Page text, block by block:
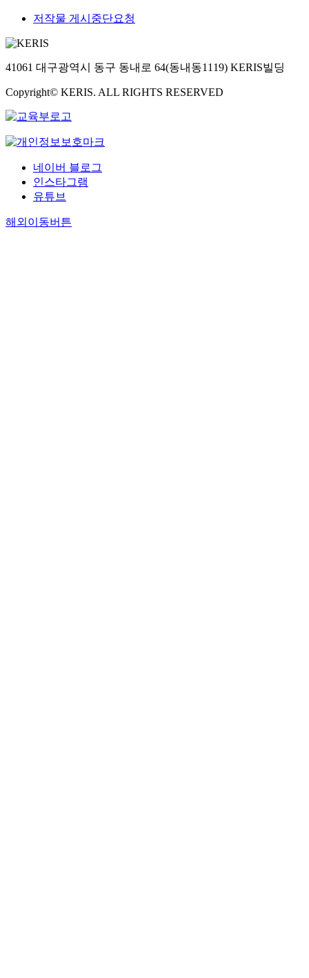
저작물 게시중단요청
41061 대구광역시 동구 동내로 64(동내동1119) KERIS빌딩
Copyright© KERIS. ALL RIGHTS RESERVED
네이버 블로그
인스타그램
유튜브
해외이동버튼